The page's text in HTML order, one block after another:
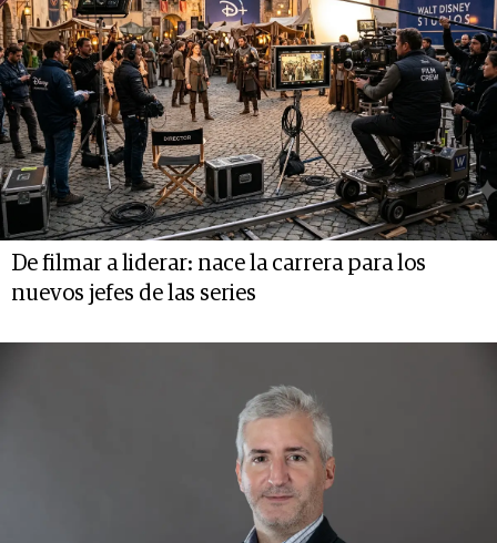
De filmar a liderar: nace la carrera para los
nuevos jefes de las series